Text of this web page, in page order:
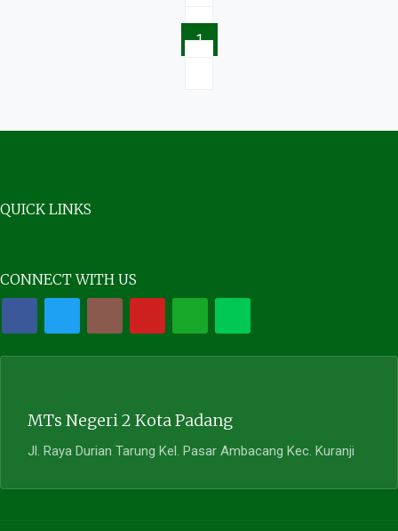
1
QUICK LINKS
CONNECT WITH US
MTs Negeri 2 Kota Padang
Jl. Raya Durian Tarung Kel. Pasar Ambacang Kec. Kuranji